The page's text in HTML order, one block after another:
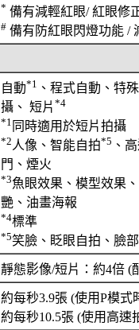
* 備有減輕紅眼/ 紅眼修
# 備有防紅眼閃燈功能 /
自動*1 、程式自動、特
攝、 短片 *4
*1 同時適用於短片拍攝
*2 人像、智能自拍*5 、
門、煙火
*3魚眼效果、模型效果
艷、油畫海報
*4標準
*5笑臉、眨眼自拍、臉
靜態影像/短片：約4倍 (
約每秒3.9張 (使用P模式
約每秒10.5張 (使用高速